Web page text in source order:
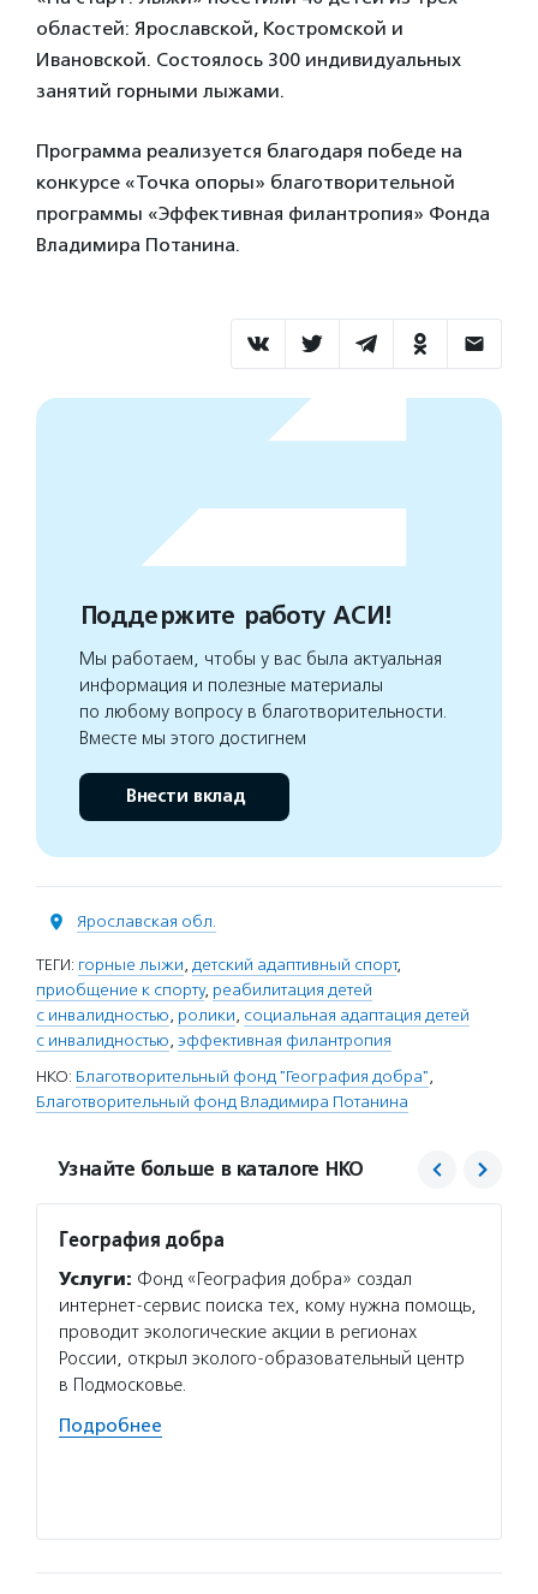
областей: Ярославской, Костромской и
Ивановской. Состоялось 300 индивидуальных
занятий горными лыжами.
Программа реализуется благодаря победе на
конкурсе «Точка опоры» благотворительной
программы «Эффективная филантропия» Фонда
Владимира Потанина.
Поддержите работу АСИ!
Мы работаем, чтобы у вас была актуальная
информация и полезные материалы
по любому вопросу в благотворительности.
Вместе мы этого достигнем
Внести вклад
Ярославская обл.
ТЕГИ: горные лыжи, детский адаптивный спорт,
приобщение к спорту, реабилитация детей
с инвалидностью, ролики, социальная адаптация детей
с инвалидностью, эффективная филантропия
НКО: Благотворительный фонд "География добра",
Благотворительный фонд Владимира Потанина
Узнайте больше в каталоге НКО
География добра
Услуги: Фонд «География добра» создал
интернет-сервис поиска тех, кому нужна помощь,
проводит экологические акции в регионах
России, открыл эколого-образовательный центр
в Подмосковье.
Подробнее